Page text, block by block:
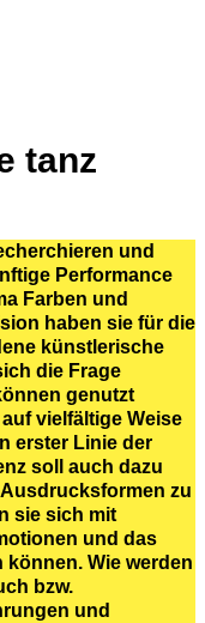
tanz
und
Performance
Farben und
haben sie für die
künstlerische
die Frage
genutzt
vielfältige Weise
erster Linie der
soll auch dazu
zu
sie sich mit
und das
Wie werden
bzw.
und